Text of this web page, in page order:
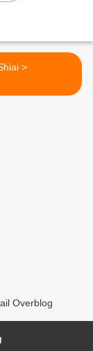
Shiai >
Overblog